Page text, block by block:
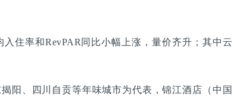
住率和RevPAR同比小幅上涨，量价齐升；其中云
阳、四川自贡等年味城市为代表，锦江酒店（中国